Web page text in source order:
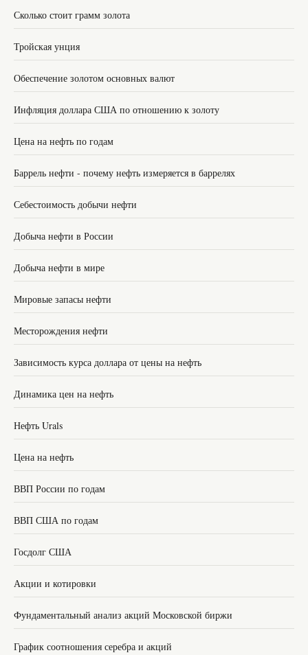
Сколько стоит грамм золота
Тройская унция
Обеспечение золотом основных валют
Инфляция доллара США по отношению к золоту
Цена на нефть по годам
Баррель нефти - почему нефть измеряется в баррелях
Себестоимость добычи нефти
Добыча нефти в России
Добыча нефти в мире
Мировые запасы нефти
Месторождения нефти
Зависимость курса доллара от цены на нефть
Динамика цен на нефть
Нефть Urals
Цена на нефть
ВВП России по годам
ВВП США по годам
Госдолг США
Акции и котировки
Фундаментальный анализ акций Московской биржи
График соотношения серебра и акций